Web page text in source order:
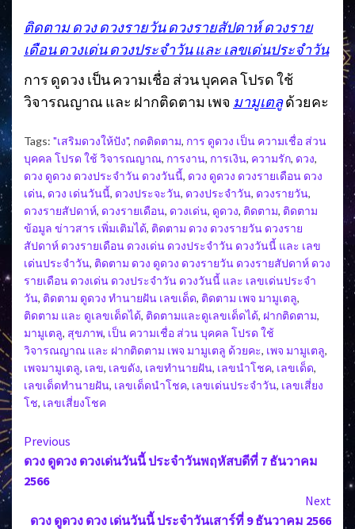
ติดตาม ดวง ดวงรายวัน ดวงรายสัปดาห์ ดวงราย
เดือน ดวงเด่น ดวงประจำวัน และ เลขเด่นประจำวัน
การ ดูดวง เป็น ความเชื่อ ส่วน บุคคล โปรด ใช้
วิจารณญาณ และ ฝากติดตาม เพจ มามูเตลูด้วยคะ
Tags: "เสริมดวงให้ปัง", กดติดตาม, การ ดูดวง เป็น ความเชื่อ ส่วน
บุคคล โปรด ใช้ วิจารณญาณ, การงาน, การเงิน, ความรัก, ดวง,
ดวง ดูดวง ดวงประจำวัน ดวงวันนี้, ดวง ดูดวง ดวงรายเดือน ดวง
เด่น, ดวง เด่นวันนี้, ดวงประจะวัน, ดวงประจำวัน, ดวงรายวัน,
ดวงรายสัปดาห์, ดวงรายเดือน, ดวงเด่น, ดูดวง, ติดตาม, ติดตาม
ข้อมูล ข่าวสาร เพิ่มเติมได้, ติดตาม ดวง ดวงรายวัน ดวงราย
สัปดาห์ ดวงรายเดือน ดวงเด่น ดวงประจำวัน ดวงวันนี้ และ เลข
เด่นประจำวัน, ติดตาม ดวง ดูดวง ดวงรายวัน ดวงรายสัปดาห์ ดวง
รายเดือน ดวงเด่น ดวงประจำวัน ดวงวันนี้ และ เลขเด่นประจำ
วัน, ติดตาม ดูดวง ทำนายฝัน เลขเด็ด, ติดตาม เพจ มามูเตลู,
ติดตาม และ ดูเลขเด็ดได้, ติดตามและดูเลขเด็ดได้, ฝากติดตาม,
มามูเตลู, สุขภาพ, เป็น ความเชื่อ ส่วน บุคคล โปรด ใช้
วิจารณญาณ และ ฝากติดตาม เพจ มามูเตลู ด้วยคะ, เพจ มามูเตลู,
เพจมามูเตลู, เลข, เลขดัง, เลขทำนายฝัน, เลขนำโชค, เลขเด็ด,
เลขเด็ดทำนายฝัน, เลขเด็ดนำโชค, เลขเด่นประจำวัน, เลขเสี่ยง
โช, เลขเสี่ยงโชค
Continue
Reading
Previous
ดวง ดูดวง ดวงเด่นวันนี้ ประจำวันพฤหัสบดีที่ 7 ธันวาคม
2566
Next
ดวง ดูดวง ดวง เด่นวันนี้ ประจำวันเสาร์ที่ 9 ธันวาคม 2566